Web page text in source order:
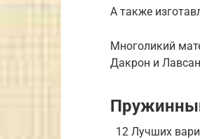
А также
Многоликий
Дакрон и
12 Лучших